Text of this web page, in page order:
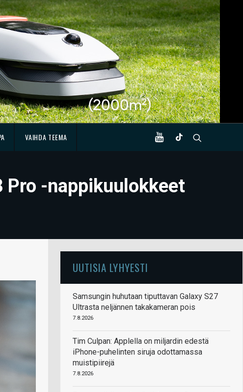
VAIHDA TEEMA
Pro -nappikuulokkeet
UUTISIA LYHYESTI
Samsungin huhutaan tiputtavan Galaxy S27
Ultrasta neljännen takakameran pois
7.8.2026
Tim Culpan: Applella on miljardin edestä
iPhone-puhelinten siruja odottamassa
muistipiirejä
7.8.2026